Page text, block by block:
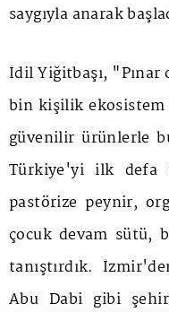
saygıyla anarak
İdil Yiğitbaşı, "Pınar
bin kişilik ekosistem
güvenilir ürünlerle
Türkiye'yi ilk defa
pastörize peynir,
çocuk devam sütü,
tanıştırdık.
Abu Dabi gibi